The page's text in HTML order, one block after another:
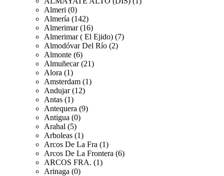
Almeri (0)
Almería (142)
Almerimar (16)
Almerimar ( El Ejido) (7)
Almodóvar Del Río (2)
Almonte (6)
Almuñecar (21)
Alora (1)
Amsterdam (1)
Andujar (12)
Antas (1)
Antequera (9)
Antigua (0)
Arahal (5)
Arboleas (1)
Arcos De La Fra (1)
Arcos De La Frontera (6)
ARCOS FRA. (1)
Arinaga (0)